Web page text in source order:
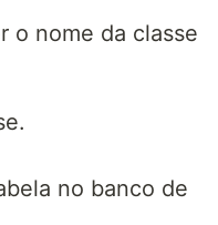
o nome da classe
no banco de